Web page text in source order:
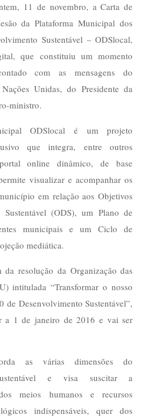
11 de novembro, a Carta de
da Plataforma Municipal dos
Sustentável – ODSlocal,
que constituiu um momento
com as mensagens do
Unidas, do Presidente da
ministro.
ODSlocal é um projeto
que integra, entre outros
online dinâmico, de base
visualizar e acompanhar os
em relação aos Objetivos
Sustentável (ODS), um Plano de
municipais e um Ciclo de
mediática.
resolução da Organização das
intitulada “Transformar o nosso
de Desenvolvimento Sustentável”,
a 1 de janeiro de 2016 e vai ser
as várias dimensões do
e visa suscitar a
meios humanos e recursos
indispensáveis, quer dos